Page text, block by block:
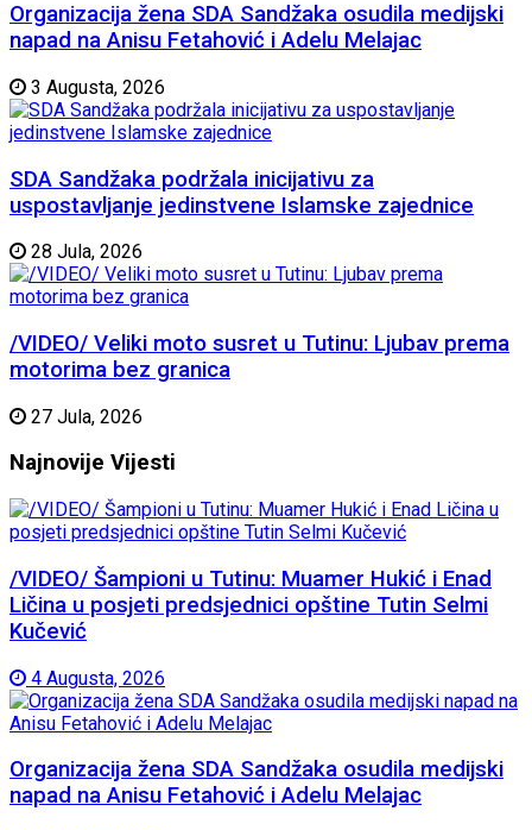
Organizacija žena SDA Sandžaka osudila medijski
napad na Anisu Fetahović i Adelu Melajac
3 Augusta, 2026
SDA Sandžaka podržala inicijativu za
uspostavljanje jedinstvene Islamske zajednice
28 Jula, 2026
/VIDEO/ Veliki moto susret u Tutinu: Ljubav prema
motorima bez granica
27 Jula, 2026
Najnovije Vijesti
/VIDEO/ Šampioni u Tutinu: Muamer Hukić i Enad
Ličina u posjeti predsjednici opštine Tutin Selmi
Kučević
4 Augusta, 2026
Organizacija žena SDA Sandžaka osudila medijski
napad na Anisu Fetahović i Adelu Melajac